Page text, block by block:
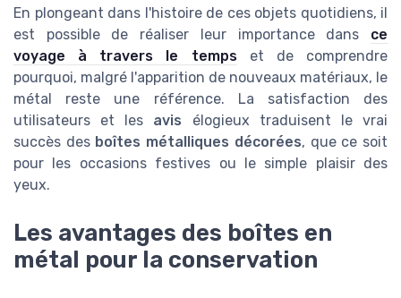
En plongeant dans l'histoire de ces objets quotidiens, il
est possible de réaliser leur importance dans ce
voyage à travers le tempset de comprendre
pourquoi, malgré l'apparition de nouveaux matériaux, le
métal reste une référence. La satisfaction des
utilisateurs et les avis élogieux traduisent le vrai
succès des boîtes métalliques décorées, que ce soit
pour les occasions festives ou le simple plaisir des
yeux.
Les avantages des boîtes en
métal pour la conservation